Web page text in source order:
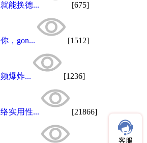
能换德... [675]
，gon... [1512]
爆炸... [1236]
实用性... [21866]
客服